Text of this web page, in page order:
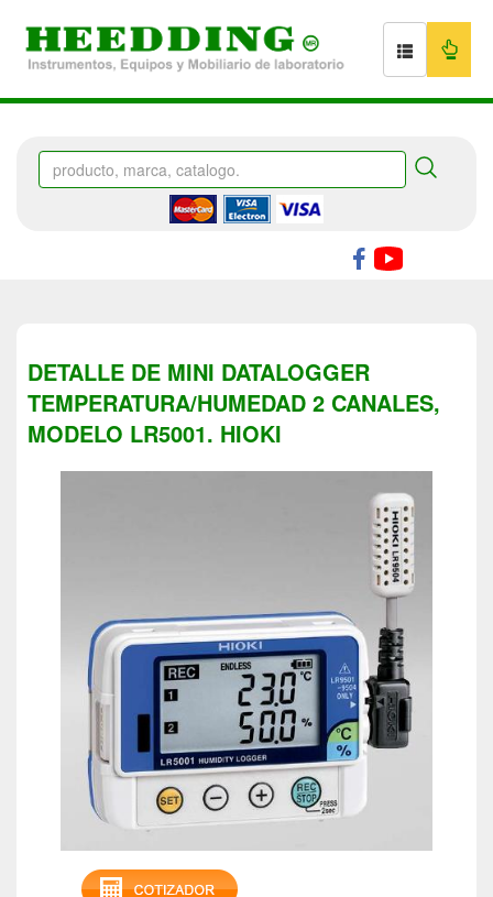
DETALLE DE MINI DATALOGGER
TEMPERATURA/HUMEDAD 2 CANALES,
MODELO LR5001. HIOKI